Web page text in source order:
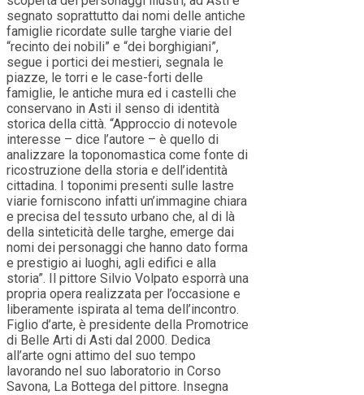
segnato soprattutto dai nomi delle antiche
famiglie ricordate sulle targhe viarie del
“recinto dei nobili” e “dei borghigiani”,
segue i portici dei mestieri, segnala le
piazze, le torri e le case-forti delle
famiglie, le antiche mura ed i castelli che
conservano in Asti il senso di identità
storica della città. “Approccio di notevole
interesse – dice l’autore – è quello di
analizzare la toponomastica come fonte di
ricostruzione della storia e dell’identità
cittadina. I toponimi presenti sulle lastre
viarie forniscono infatti un’immagine chiara
e precisa del tessuto urbano che, al di là
della sinteticità delle targhe, emerge dai
nomi dei personaggi che hanno dato forma
e prestigio ai luoghi, agli edifici e alla
storia”. Il pittore Silvio Volpato esporrà una
propria opera realizzata per l’occasione e
liberamente ispirata al tema dell’incontro.
Figlio d’arte, è presidente della Promotrice
di Belle Arti di Asti dal 2000. Dedica
all’arte ogni attimo del suo tempo
lavorando nel suo laboratorio in Corso
Savona, La Bottega del pittore. Insegna